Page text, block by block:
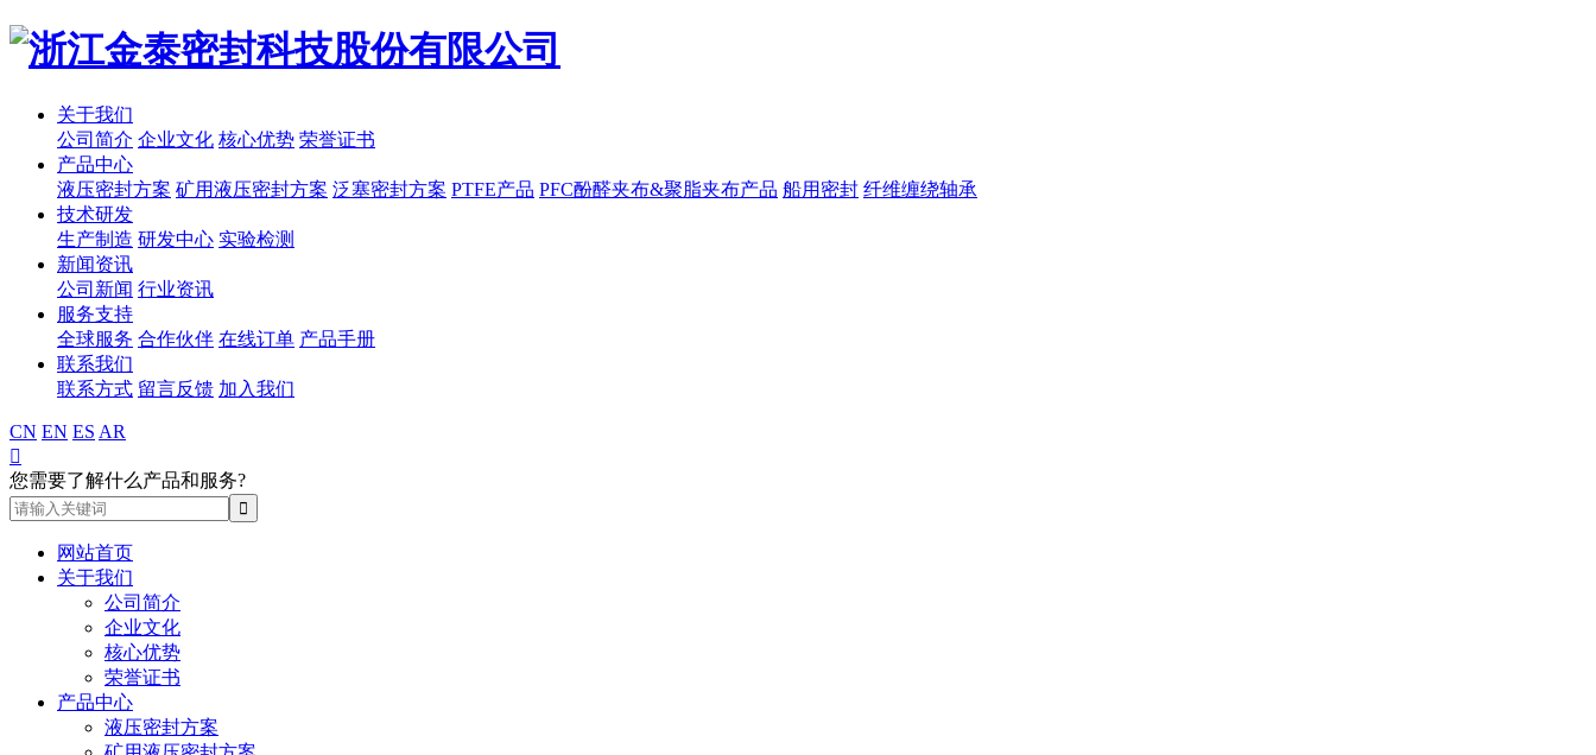
关于我们
公司简介 企业文化 核心优势 荣誉证书
产品中心
液压密封方案 矿用液压密封方案 泛塞密封方案 PTFE产品 PFC酚醛夹布&聚脂夹布产品 船用密封 纤维缠绕轴承
技术研发
生产制造 研发中心 实验检测
新闻资讯
公司新闻 行业资讯
服务支持
全球服务 合作伙伴 在线订单 产品手册
联系我们
联系方式 留言反馈 加入我们
CN EN ES AR

您需要了解什么产品和服务?
网站首页
关于我们
公司简介
企业文化
核心优势
荣誉证书
产品中心
液压密封方案